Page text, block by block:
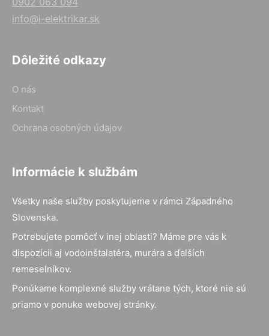
info@i-elektrikar.sk
Dôležité odkazy
O nás
Kontakt
Ochrana osobných údajov
Informácie k službám
Všetky naše služby poskytujeme v rámci Západného
Slovenska.
Potrebujete pomôcť v inej oblasti? Máme pre vás k
dispozícii aj vodoinštalatéra, murára a ďalších
remeselníkov.
Ponúkame komplexné služby vrátane tých, ktoré nie sú
priamo v ponuke webovej stránky.